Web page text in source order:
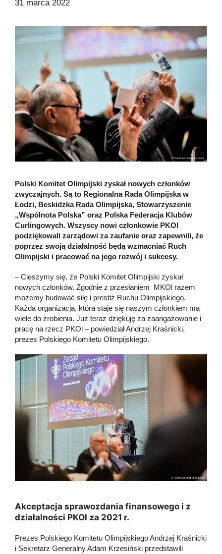
31 marca 2022
Polski Komitet Olimpijski zyskał nowych członków
zwyczajnych. Są to Regionalna Rada Olimpijska w
Łodzi, Beskidzka Rada Olimpijska, Stowarzyszenie
„Wspólnota Polska” oraz Polska Federacja Klubów
Curlingowych. Wszyscy nowi członkowie PKOl
podziękowali zarządowi za zaufanie oraz zapewnili, że
poprzez swoją działalność będą wzmacniać Ruch
Olimpijski i pracować na jego rozwój i sukcesy.
– Cieszymy się, że Polski Komitet Olimpijski zyskał
nowych członków. Zgodnie z przesłaniem MKOl razem
możemy budować siłę i prestiż Ruchu Olimpijskiego.
Każda organizacja, która staje się naszym członkiem ma
wiele do zrobienia. Już teraz dziękuję za zaangażowanie i
pracę na rzecz PKOl – powiedział Andrzej Kraśnicki,
prezes Polskiego Komitetu Olimpijskiego.
Akceptacja sprawozdania finansowego i z
działalności PKOl za 2021 r.
Prezes Polskiego Komitetu Olimpijskiego Andrzej Kraśnicki
i Sekretarz Generalny Adam Krzesiński przedstawili